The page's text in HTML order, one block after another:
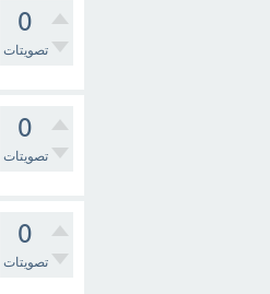
0
تصويتات
0
تصويتات
0
تصويتات